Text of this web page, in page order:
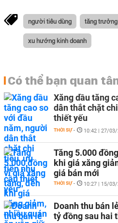
người tiêu dùng tăng
xu hướng kinh doanh
Có thể bạn quan
Xăng dầu tăng
dân thắt chặt
thiết yếu
THỜI SỰ - 10:42 | 27/
Tăng 5.000
khi giá xăng
giá bán mới
THỜI SỰ - 10:27 | 15/
Doanh thu bán
tỷ đồng sau hai